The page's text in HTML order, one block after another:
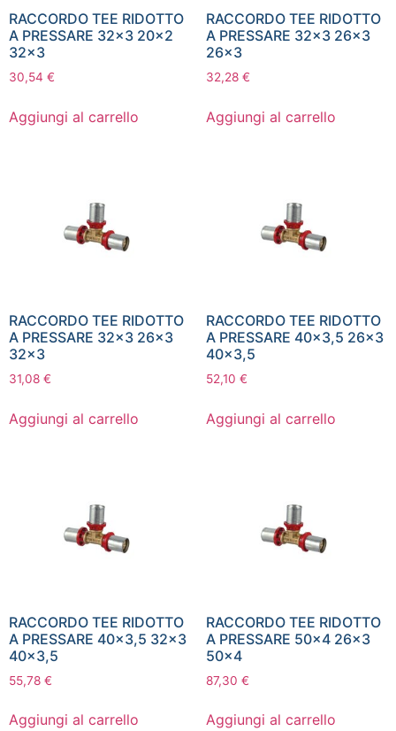
RACCORDO TEE RIDOTTO
A PRESSARE 32×3 20×2
32×3
30,54 €
Aggiungi al carrello
RACCORDO TEE RIDOTTO
A PRESSARE 32×3 26×3
26×3
32,28 €
Aggiungi al carrello
RACCORDO TEE RIDOTTO
A PRESSARE 32×3 26×3
32×3
31,08 €
Aggiungi al carrello
RACCORDO TEE RIDOTTO
A PRESSARE 40×3,5 26×3
40×3,5
52,10 €
Aggiungi al carrello
RACCORDO TEE RIDOTTO
A PRESSARE 40×3,5 32×3
40×3,5
55,78 €
Aggiungi al carrello
RACCORDO TEE RIDOTTO
A PRESSARE 50×4 26×3
50×4
87,30 €
Aggiungi al carrello